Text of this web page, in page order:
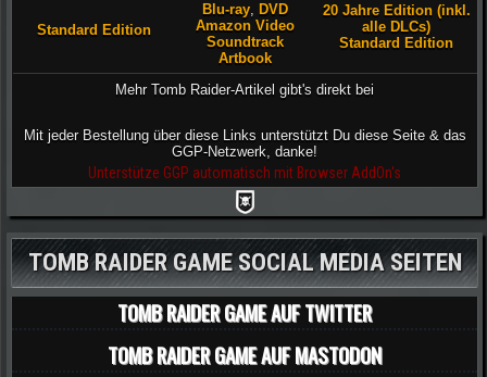
Standard Edition
Blu-ray, DVD
Amazon Video
Soundtrack
Artbook
20 Jahre Edition (inkl.
alle DLCs)
Standard Edition
Mehr Tomb Raider-Artikel gibt's direkt bei
Mit jeder Bestellung über diese Links unterstützt Du diese Seite & das
GGP-Netzwerk, danke!
Unterstütze GGP automatisch mit Browser AddOn's
TOMB RAIDER GAME SOCIAL MEDIA SEITEN
TOMB RAIDER GAME AUF TWITTER
TOMB RAIDER GAME AUF MASTODON